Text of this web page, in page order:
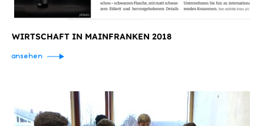
WIRTSCHAFT IN MAINFRANKEN 2018
ansehen